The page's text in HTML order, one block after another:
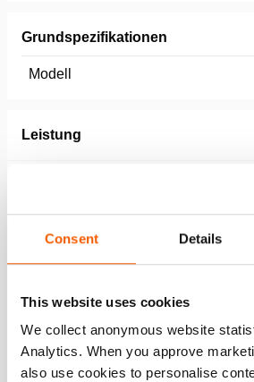
Consent Details
This website uses cookies
We collect anonymous website
Analytics. When you approve
also use cookies to personalise
Grundspezifikationen
Modell
Leistung
Abmessungen, Gewicht und
Technical Drawing
Technical Drawing
Bar